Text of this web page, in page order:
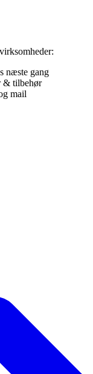
næste gang
& tilbehør
mail